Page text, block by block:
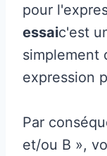
pour
essaic'est
simplement
expression
Par
et/ou B »,